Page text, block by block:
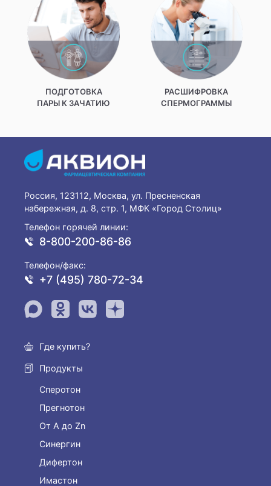
ПОДГОТОВКА
ПАРЫ К ЗАЧАТИЮ
РАСШИФРОВКА
СПЕРМОГРАММЫ
Россия, 123112, Москва, ул. Пресненская
набережная, д. 8, стр. 1, МФК «Город Столиц»
Телефон горячей линии:
8-800-200-86-86
Телефон/факс:
+7 (495) 780-72-34
Где купить?
Продукты
Сперотон
Прегнотон
От А до Zn
Синергин
Дифертон
Имастон